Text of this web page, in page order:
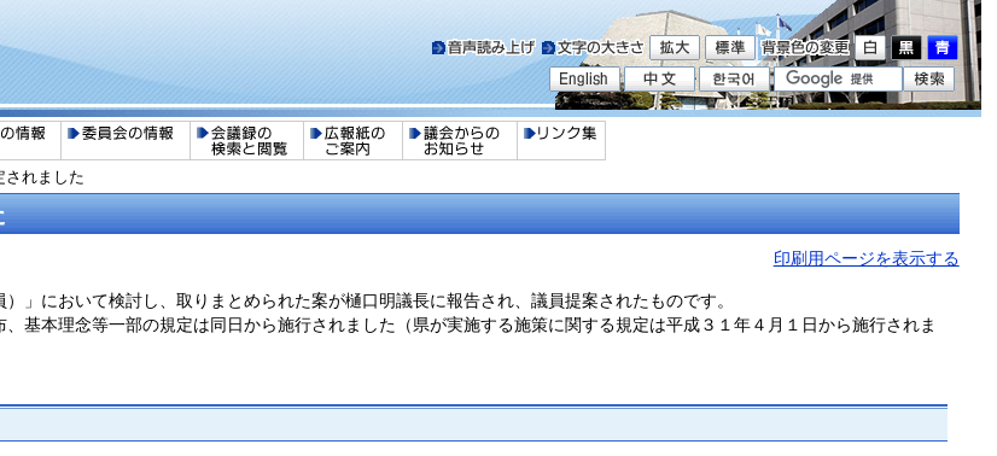
されました
印刷用ページを表示する
において検討し、取りまとめられた案が樋口明議長に報告され、議員提案されたものです。
基本理念等一部の規定は同日から施行されました（県が実施する施策に関する規定は平成３１年４月１日から施行されま